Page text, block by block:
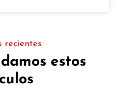
recientes
estos